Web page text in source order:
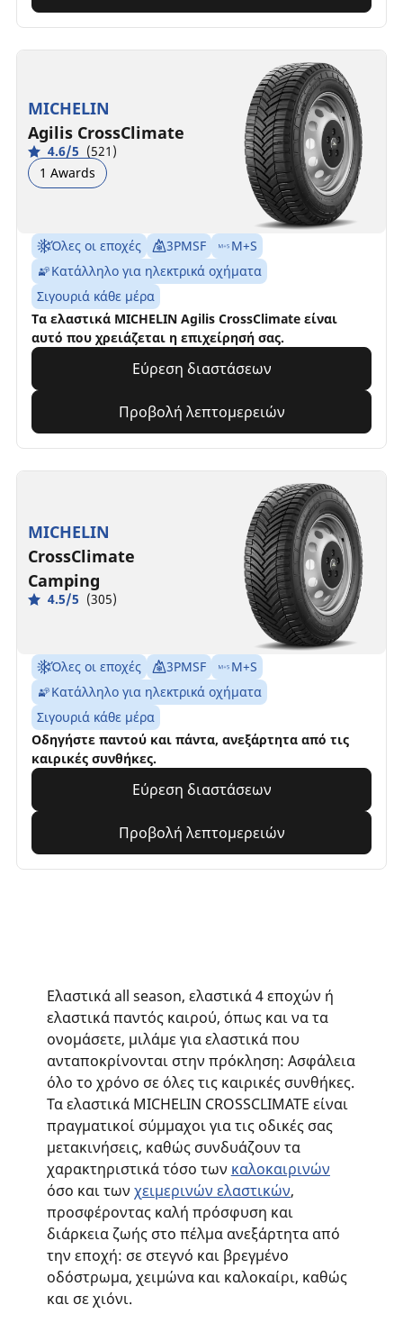
MICHELIN
Agilis CrossClimate
4.6/5 (521)
1 Awards
Όλες οι εποχές 3PMSF
M+S
Κατάλληλο για ηλεκτρικά οχήματα
Σιγουριά κάθε μέρα
Τα ελαστικά MICHELIN Agilis CrossClimate είναι
αυτό που χρειάζεται η επιχείρησή σας.
Εύρεση διαστάσεων
Προβολή λεπτομερειών
MICHELIN
CrossClimate
Camping
4.5/5 (305)
Όλες οι εποχές 3PMSF
M+S
Κατάλληλο για ηλεκτρικά οχήματα
Σιγουριά κάθε μέρα
Οδηγήστε παντού και πάντα, ανεξάρτητα από τις
καιρικές συνθήκες.
Εύρεση διαστάσεων
Προβολή λεπτομερειών
Ελαστικά all season, ελαστικά 4 εποχών ή
ελαστικά παντός καιρού, όπως και να τα
ονομάσετε, μιλάμε για ελαστικά που
ανταποκρίνονται στην πρόκληση: Ασφάλεια
όλο το χρόνο σε όλες τις καιρικές συνθήκες.
Τα ελαστικά MICHELIN CROSSCLIMATE είναι
πραγματικοί σύμμαχοι για τις οδικές σας
μετακινήσεις, καθώς συνδυάζουν τα
χαρακτηριστικά τόσο των καλοκαιρινών
όσο και των χειμερινών ελαστικών,
προσφέροντας καλή πρόσφυση και
διάρκεια ζωής στο πέλμα ανεξάρτητα από
την εποχή: σε στεγνό και βρεγμένο
οδόστρωμα, χειμώνα και καλοκαίρι, καθώς
και σε χιόνι.